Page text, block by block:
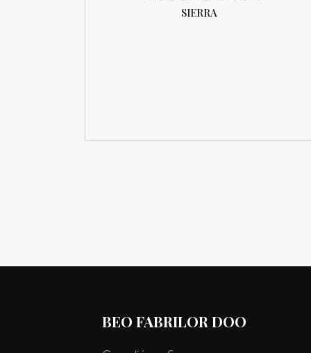
PROČITAJTESIERRA
BEO FABRILOR DOO